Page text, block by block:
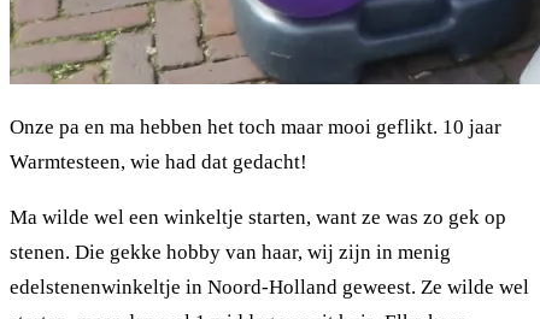
Onze pa en ma hebben het toch maar mooi geflikt. 10 jaar
Warmtesteen, wie had dat gedacht!
Ma wilde wel een winkeltje starten, want ze was zo gek op
stenen. Die gekke hobby van haar, wij zijn in menig
edelstenenwinkeltje in Noord-Holland geweest. Ze wilde wel